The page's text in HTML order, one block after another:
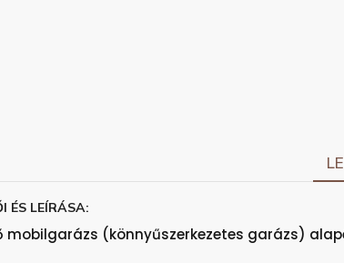
ÉS LEÍRÁSA:
mobilgarázs (könnyűszerkezetes garázs)